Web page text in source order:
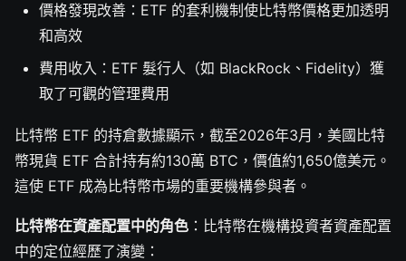
價格發現改善：ETF 的套利機制使比特幣價格更加透明
和高效
費用收入：ETF 髮行人（如 BlackRock、Fidelity）獲
取了可觀的管理費用
比特幣 ETF 的持倉數據顯示，截至2026年3月，美國比特
幣現貨 ETF 合計持有約130萬 BTC，價值約1,650億美元。
這使 ETF 成為比特幣市場的重要機構參與者。
比特幣在資產配置中的角色 ：比特幣在機構投資者資產配置
中的定位經歷了演變：